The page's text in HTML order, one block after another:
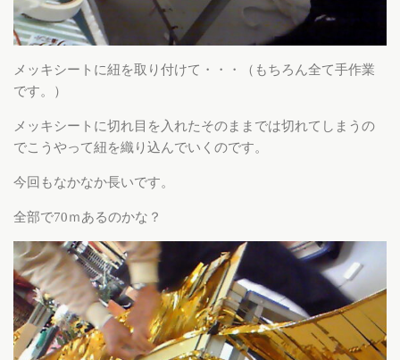
メッキシートに紐を取り付けて・・・（もちろん全て手作業
です。）
メッキシートに切れ目を入れたそのままでは切れてしまうの
でこうやって紐を織り込んでいくのです。
今回もなかなか長いです。
全部で70ｍあるのかな？